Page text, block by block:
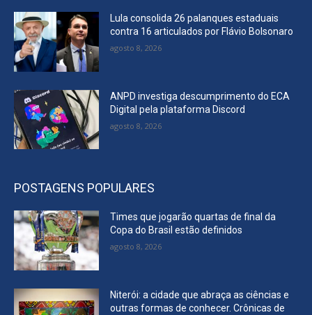
Lula consolida 26 palanques estaduais
contra 16 articulados por Flávio Bolsonaro
agosto 8, 2026
ANPD investiga descumprimento do ECA
Digital pela plataforma Discord
agosto 8, 2026
POSTAGENS POPULARES
Times que jogarão quartas de final da
Copa do Brasil estão definidos
agosto 8, 2026
Niterói: a cidade que abraça as ciências e
outras formas de conhecer. Crônicas de